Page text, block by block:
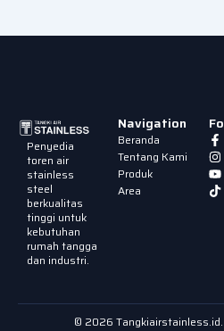
Penyedia
toren air
stainless
steel
berkualitas
tinggi untuk
kebutuhan
rumah tangga
dan industri.
Navigation
Beranda
Tentang Kami
Produk
Area
© 2026